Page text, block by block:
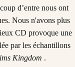
d’entre nous ont
Nous n'avons plus
CD provoque une
par les échantillons
Kingdom .